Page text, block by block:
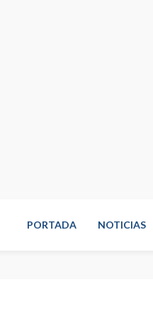
PORTADA NOTICIAS